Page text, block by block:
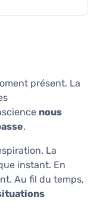
présent. La
nous
.
La
instant. En
Au fil du temps,